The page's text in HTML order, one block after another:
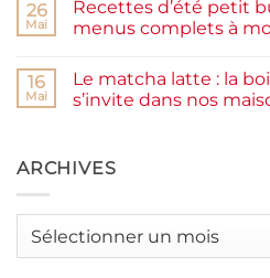
complète,
et
sur
burger
testé
Packman
Burgers &
Grande
Motte
26
Mai
Recettes d’été petit
menus complets à
sur
Recettes
d’été
j’ai
créé
à
16
Mai
Le matcha latte : la
s’invite dans nos
Le
matcha
boisson
ARCHIVES
Archives